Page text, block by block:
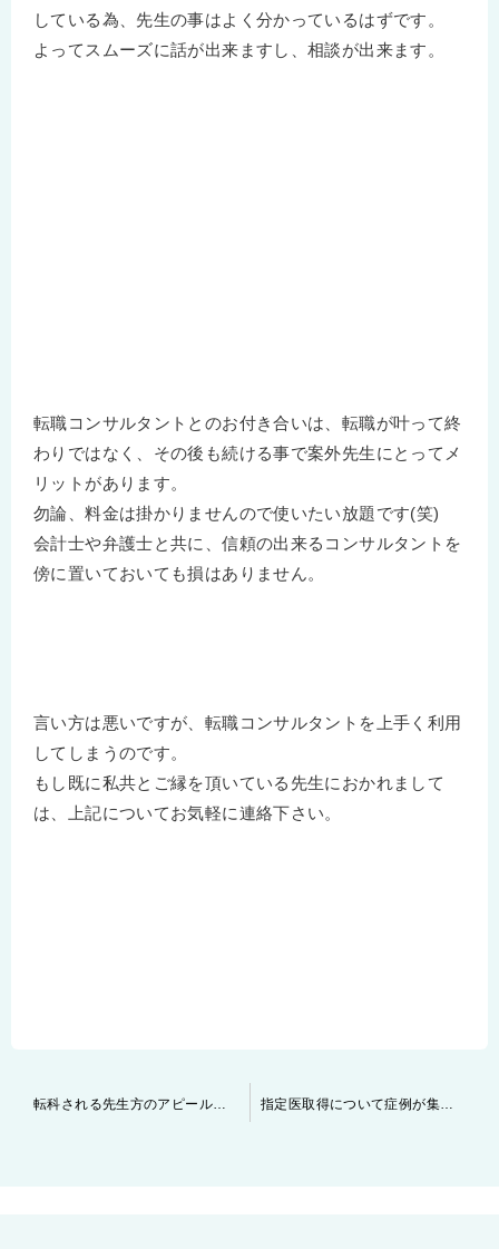
している為、先生の事はよく分かっているはずです。
よってスムーズに話が出来ますし、相談が出来ます。
転職コンサルタントとのお付き合いは、転職が叶って終
わりではなく、その後も続ける事で案外先生にとってメ
リットがあります。
勿論、料金は掛かりませんので使いたい放題です(笑)
会計士や弁護士と共に、信頼の出来るコンサルタントを
傍に置いておいても損はありません。
言い方は悪いですが、転職コンサルタントを上手く利用
してしまうのです。
もし既に私共とご縁を頂いている先生におかれまして
は、上記についてお気軽に連絡下さい。
転科される先生方のアピールポイントと注意点について 指定医取得について症例が集まる病院であればどこでも良いのか？